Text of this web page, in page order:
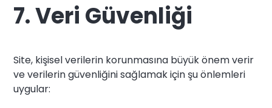
7. Veri Güvenliği
Site, kişisel verilerin korunmasına büyük önem verir
ve verilerin güvenliğini sağlamak için şu önlemleri
uygular: